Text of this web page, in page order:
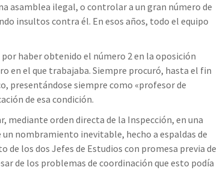
asamblea ilegal, o controlar a un gran número de
insultos contra él. En esos años, todo el equipo
haber obtenido el número 2 en la oposición
en el que trabajaba. Siempre procuró, hasta el fin
presentándose siempre como «profesor de
de esa condición.
mediante orden directa de la Inspección, en una
nombramiento inevitable, hecho a espaldas de
los dos Jefes de Estudios con promesa previa de
de los problemas de coordinación que esto podía